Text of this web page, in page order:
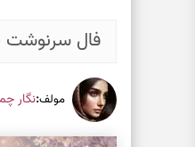
فال سرنوشت
مولف:نگار